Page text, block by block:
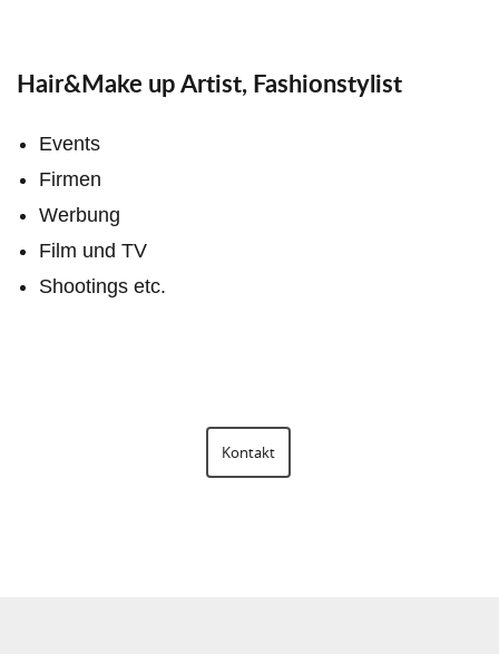
Hair&Make up Artist, Fashionstylist
Events
Firmen
Werbung
Film und TV
Shootings etc.
Kontakt